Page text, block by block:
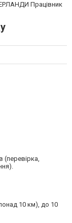
Працівник
(перевірка,
10 км), до 10